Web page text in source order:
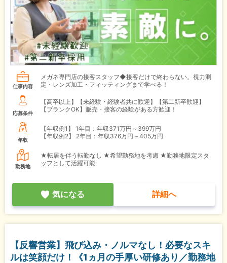
仕事内容
メガネ専門店の接客スタッフ◆接客だけで終わらない。視力測
定・レンズ加工・フィッティングまで学べる！
応募条件
【高卒以上】【未経験・経験者共に歓迎】【第二新卒歓迎】
【ブランクOK】販売・接客の経験がある方歓迎！
年収
【年収例1】
1年目：年収371万円～399万円
【年収例2】
2年目：年収376万円～405万円
勤務地
★転居を伴う転勤なし ★希望勤務地を考慮 ★勤務地限定スタ
ッフとして活躍可能
気になる 詳細へ
【反響営業】飛び込み・ノルマなし！必要なスキ
ルは笑顔だけ！《1ヵ月の手厚い研修あり／勤務地